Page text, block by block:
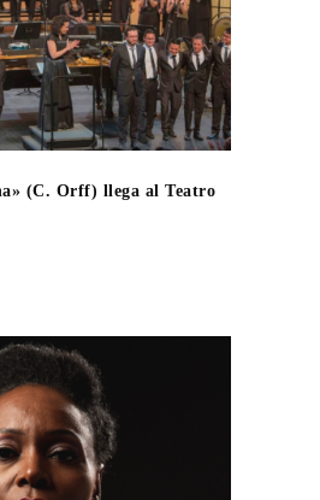
(C. Orff) llega al Teatro